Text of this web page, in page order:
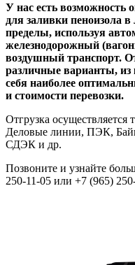
У нас есть возможность
для заливки пеноизола
пределы, используя
железнодорожный
воздушный транспорт.
различные варианты, из
себя наиболее
и стоимости перевозки.
Отгрузка
Деловые линии, ПЭК,
СДЭК и др.
Позвоните и узнайте
250-11-05 или +7 (965)